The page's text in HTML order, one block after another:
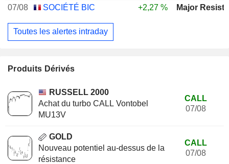
07/08
SOCIÉTÉ BIC +2,27 %
Toutes les alertes intraday
Produits Dérivés
RUSSELL 2000
Achat du turbo CALL Vontobel
MU13V
CALL
07/08
GOLD
Nouveau potentiel au-dessus de la
résistance
CALL
07/08